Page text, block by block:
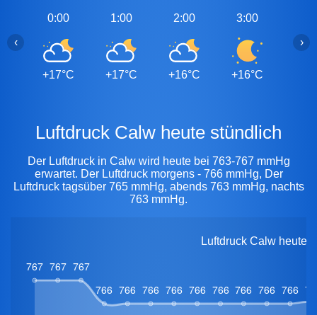
0:00
+17°C
1:00
+17°C
2:00
+16°C
3:00
+16°C
‹ ›
Luftdruck Calw heute stündlich
Der Luftdruck in Calw wird heute bei 763-767 mmHg
erwartet. Der Luftdruck morgens - 766 mmHg, Der
Luftdruck tagsüber 765 mmHg, abends 763 mmHg, nachts
763 mmHg.
Luftdruck Calw heute